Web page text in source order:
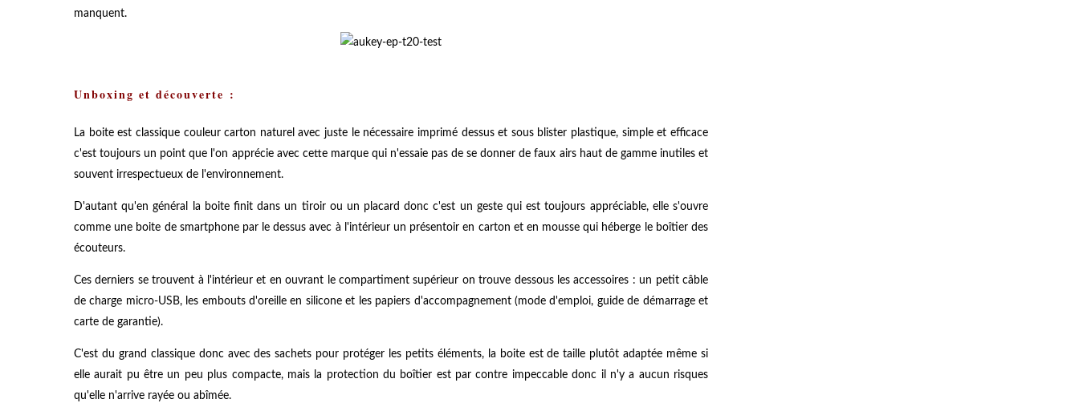
manquent.
Unboxing et découverte :
La boite est classique couleur carton naturel avec juste le nécessaire imprimé dessus et sous blister plastique, simple et efficace
c'est toujours un point que l'on apprécie avec cette marque qui n'essaie pas de se donner de faux airs haut de gamme inutiles et
souvent irrespectueux de l'environnement.
D'autant qu'en général la boite finit dans un tiroir ou un placard donc c'est un geste qui est toujours appréciable, elle s'ouvre
comme une boite de smartphone par le dessus avec à l'intérieur un présentoir en carton et en mousse qui héberge le boîtier des
écouteurs.
Ces derniers se trouvent à l'intérieur et en ouvrant le compartiment supérieur on trouve dessous les accessoires : un petit câble
de charge micro-USB, les embouts d'oreille en silicone et les papiers d'accompagnement (mode d'emploi, guide de démarrage et
carte de garantie).
C'est du grand classique donc avec des sachets pour protéger les petits éléments, la boite est de taille plutôt adaptée même si
elle aurait pu être un peu plus compacte, mais la protection du boîtier est par contre impeccable donc il n'y a aucun risques
qu'elle n'arrive rayée ou abîmée.